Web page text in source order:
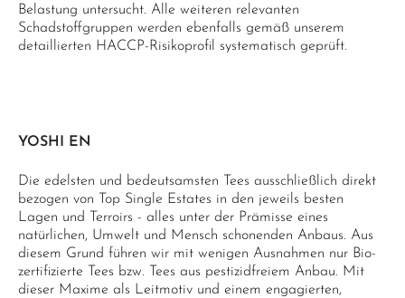
Belastung untersucht. Alle weiteren relevanten
Schadstoffgruppen werden ebenfalls gemäß unserem
detaillierten HACCP-Risikoprofil systematisch geprüft.
YOSHI EN
Die edelsten und bedeutsamsten Tees ausschließlich direkt
bezogen von Top Single Estates in den jeweils besten
Lagen und Terroirs - alles unter der Prämisse eines
natürlichen, Umwelt und Mensch schonenden Anbaus. Aus
diesem Grund führen wir mit wenigen Ausnahmen nur Bio-
zertifizierte Tees bzw. Tees aus pestizidfreiem Anbau. Mit
dieser Maxime als Leitmotiv und einem engagierten,